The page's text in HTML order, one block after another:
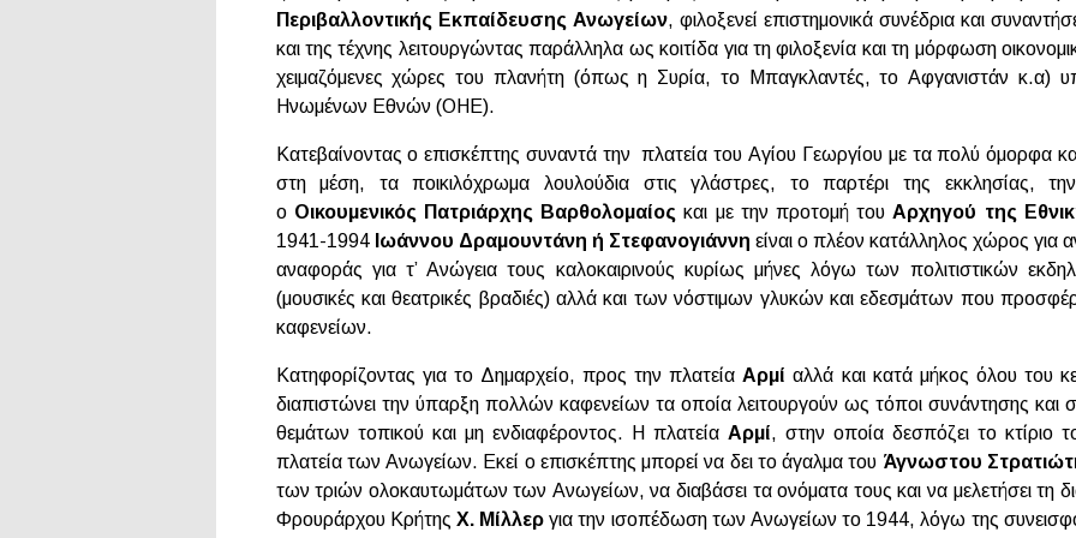
Περιβαλλοντικής Εκπαίδευσης Ανωγείων, φιλοξενεί επιστημονικά συνέδρια και
και της τέχνης λειτουργώντας παράλληλα ως κοιτίδα για τη φιλοξενία και τη μόρφωση
χειμαζόμενες χώρες του πλανήτη (όπως η Συρία, το Μπαγκλαντές, το Αφγανιστάν κ.α)
Ηνωμένων Εθνών (ΟΗΕ).
Κατεβαίνοντας ο επισκέπτης συναντά την πλατεία του Αγίου Γεωργίου με τα πολύ όμορφα
στη μέση, τα ποικιλόχρωμα λουλούδια στις γλάστρες, το παρτέρι της εκκλησίας,
ο Οικουμενικός Πατριάρχης Βαρθολομαίος και με την προτομή τουΑρχηγού της
1941-1994 Ιωάννου Δραμουντάνη ή Στεφανογιάννη είναι ο πλέον κατάλληλος χώρος
αναφοράς για τ’ Ανώγεια τους καλοκαιρινούς κυρίως μήνες λόγω των πολιτιστικών
(μουσικές και θεατρικές βραδιές) αλλά και των νόστιμων γλυκών και εδεσμάτων που
καφενείων.
Κατηφορίζοντας για το Δημαρχείο, προς την πλατείαΑρμί αλλά και κατά μήκος όλου του
διαπιστώνει την ύπαρξη πολλών καφενείων τα οποία λειτουργούν ως τόποι συνάντησης
θεμάτων τοπικού και μη ενδιαφέροντος. Η πλατεία Αρμί, στην οποία δεσπόζει το κτίριο
πλατεία των Ανωγείων. Εκεί ο επισκέπτης μπορεί να δει το άγαλμα του Άγνωστου
των τριών ολοκαυτωμάτων των Ανωγείων, να διαβάσει τα ονόματα τους και να μελετήσει τη
Φρουράρχου Κρήτης X. Μίλλερ για την ισοπέδωση των Ανωγείων το 1944, λόγω της